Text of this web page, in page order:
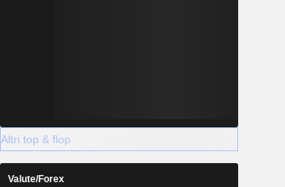
Altri top & flop
Valute/Forex